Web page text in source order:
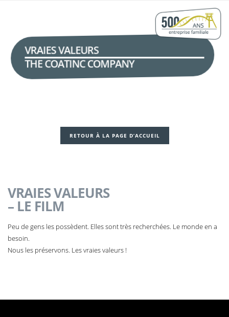
VRAIES VALEURS
THE COATINC COMPANY
RETOUR À LA PAGE D’ACCUEIL
VRAIES VALEURS
– LE FILM
Peu de gens les possèdent. Elles sont très recherchées. Le monde en a
besoin.
Nous les préservons. Les vraies valeurs !